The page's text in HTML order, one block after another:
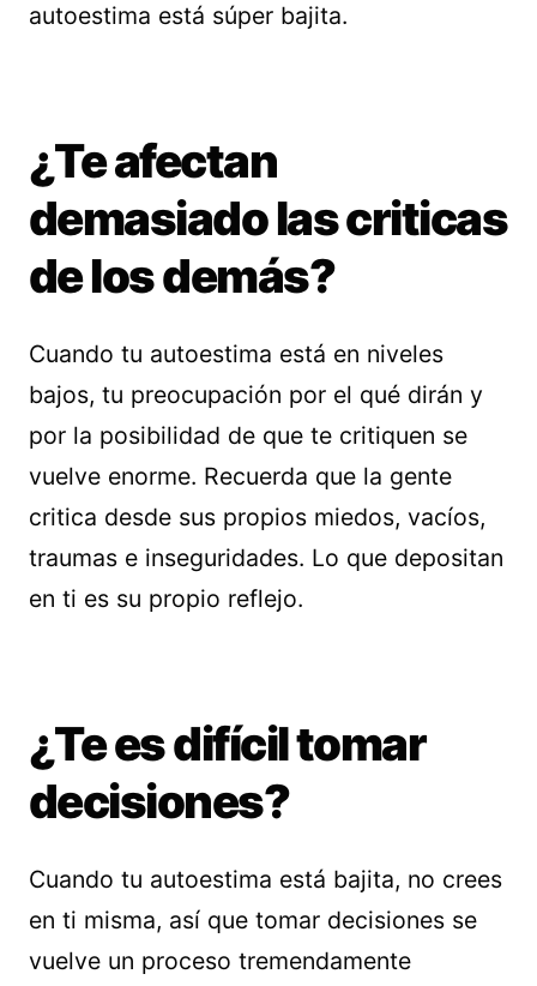
autoestima está súper bajita.
¿Te afectan
demasiado las criticas
de los demás?
Cuando tu autoestima está en niveles
bajos, tu preocupación por el qué dirán y
por la posibilidad de que te critiquen se
vuelve enorme. Recuerda que la gente
critica desde sus propios miedos, vacíos,
traumas e inseguridades. Lo que depositan
en ti es su propio reflejo.
¿Te es difícil tomar
decisiones?
Cuando tu autoestima está bajita, no crees
en ti misma, así que tomar decisiones se
vuelve un proceso tremendamente